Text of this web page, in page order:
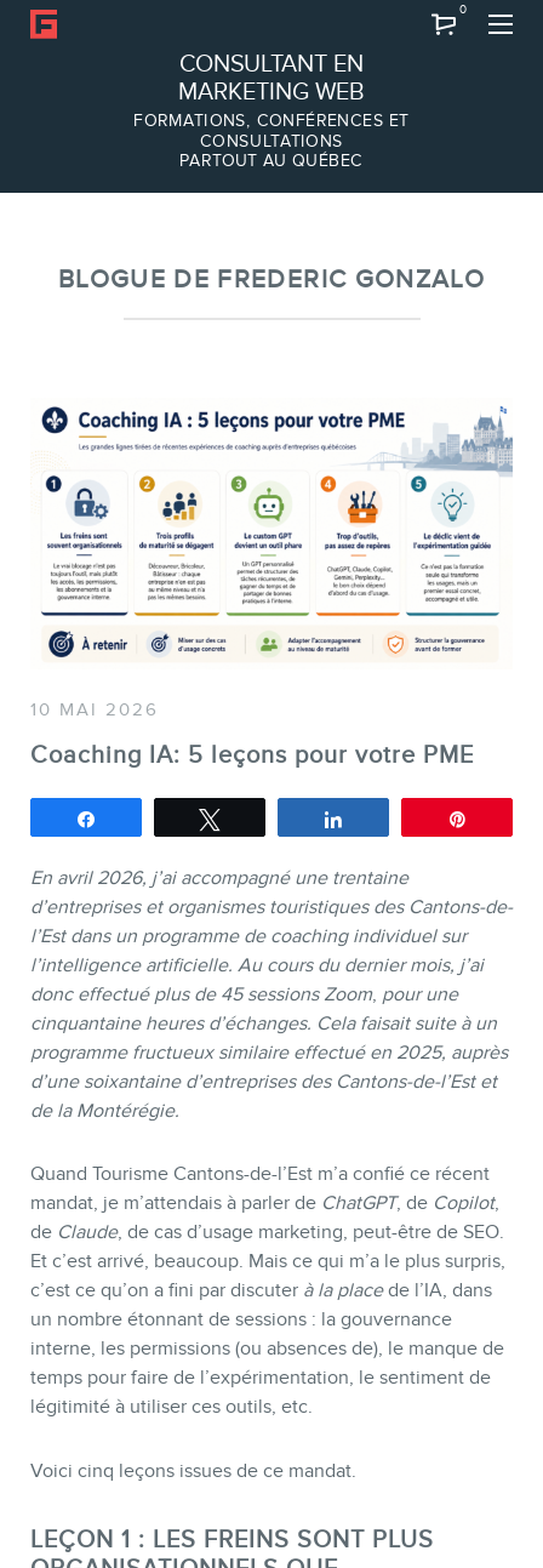
CONSULTANT EN
MARKETING WEB
FORMATIONS, CONFÉRENCES ET
CONSULTATIONS
PARTOUT AU QUÉBEC
0
À PROPOS
Équipe
Conférences
Formations marketing en ligne
Formations marketing de
groupe
Consultations
Audits web (SEO) et IA (GEO)
Ebooks
BLOGUE DE FREDERIC GONZALO
10 MAI 2026
Coaching IA: 5 leçons pour votre PME
En avril 2026, j’ai accompagné une trentaine
d’entreprises et organismes touristiques des Cantons-de-
l’Est dans un programme de coaching individuel sur
l’intelligence artificielle. Au cours du dernier mois, j’ai
donc effectué plus de 45 sessions Zoom, pour une
cinquantaine heures d’échanges. Cela faisait suite à un
programme fructueux similaire effectué en 2025, auprès
d’une soixantaine d’entreprises des Cantons-de-l’Est et
de la Montérégie.
Quand Tourisme Cantons-de-l’Est m’a confié ce récent
mandat, je m’attendais à parler de ChatGPT, de Copilot,
de Claude, de cas d’usage marketing, peut-être de SEO.
Et c’est arrivé, beaucoup. Mais ce qui m’a le plus surpris,
c’est ce qu’on a fini par discuter à la placede l’IA, dans
un nombre étonnant de sessions : la gouvernance
interne, les permissions (ou absences de), le manque de
temps pour faire de l’expérimentation, le sentiment de
légitimité à utiliser ces outils, etc.
Voici cinq leçons issues de ce mandat.
LEÇON 1 : LES FREINS SONT PLUS